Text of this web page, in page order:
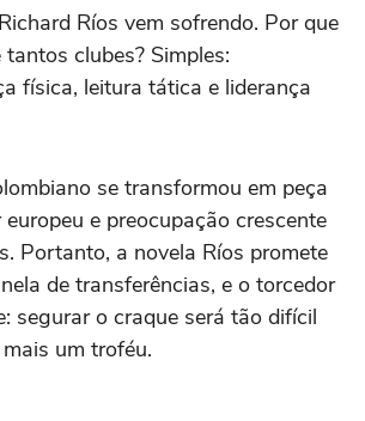
Ríos vem sofrendo. Por que
clubes? Simples:
física, leitura tática e liderança
se transformou em peça
e preocupação crescente
Portanto, a novela Ríos promete
de transferências, e o torcedor
segurar o craque será tão difícil
um troféu.